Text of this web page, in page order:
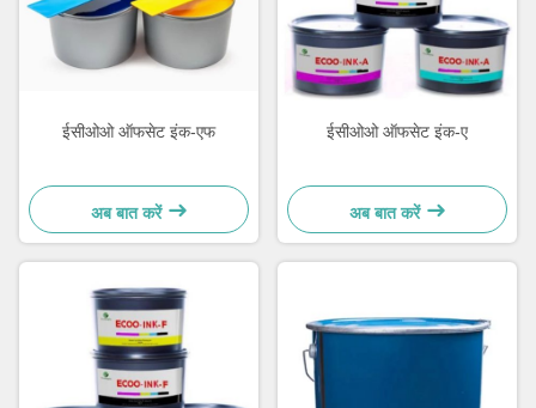
ईसीओओ ऑफसेट इंक-एफ
अब बात करें
ईसीओओ ऑफसेट इंक-ए
अब बात करें